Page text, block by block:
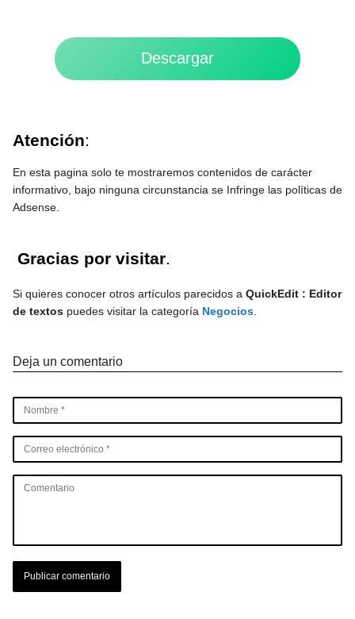
Descargar
Atención:
En esta pagina solo te mostraremos contenidos de carácter
informativo, bajo ninguna circunstancia se Infringe las políticas de
Adsense.
Gracias por visitar.
Si quieres conocer otros artículos parecidos a QuickEdit : Editor
de textos puedes visitar la categoría Negocios
Deja un comentario